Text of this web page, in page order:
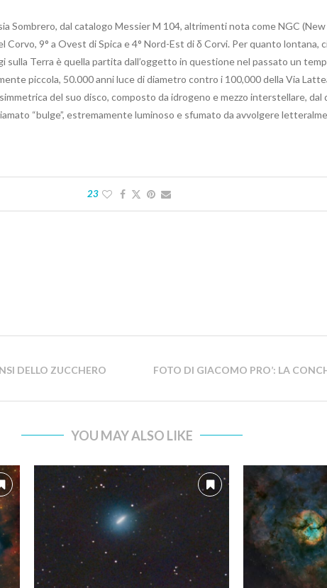
Sombrero, dal catalogo Messier M 104, altrimenti nota come NGC
9° a Ovest di Spica e 4° Nord-Est di δ Corvi. Per quanto lontana,
sulla Terra è quella partita dall’oggetto in questione nel passato un
piccola, 50.000 anni luce di diametro contro i 100,000 della Via
del suo disco, composto da idrogeno e mezzo interstellare, dal
“bulge”, estremamente luminoso e sfumato da avvolgere
23
DELLO ZUCCHERO
FOTO DI GIACOMO PRO’: LA
YOU MAY ALSO LIKE